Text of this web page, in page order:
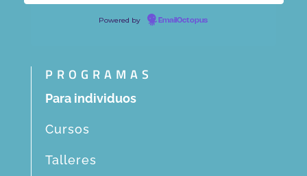
Powered by EmailOctopus
PROGRAMAS
Para individuos
Cursos
Talleres